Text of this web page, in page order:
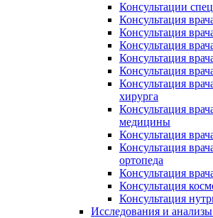
Консультации
Консультация
Консультация
Консультация
Консультация
Консультация
Консультация
хирурга
Консультация
медицины
Консультация
Консультация
ортопеда
Консультация
Консультация
Консультация
Исследования и анализы